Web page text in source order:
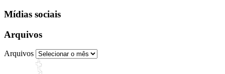
Mídias sociais
Arquivos
Arquivos